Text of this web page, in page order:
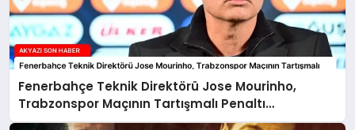
Fenerbahçe Teknik Direktörü Jose Mourinho,
Trabzonspor Maçının Tartışmalı Penaltı
Pozisyonunu Paylaştı